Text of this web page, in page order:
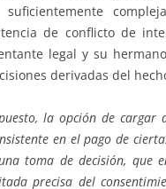
de conflicto de
legal y su
derivadas del
la opción de cargar
en el pago de
toma de decisión, que
precisa del